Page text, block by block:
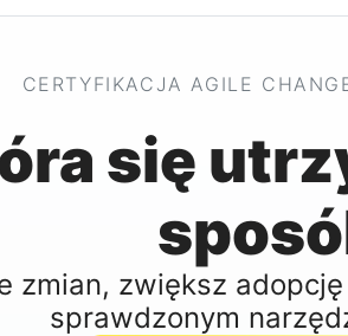
CERTYFIKACJA AGILE
się
zmian, zwiększ
sprawdzonym